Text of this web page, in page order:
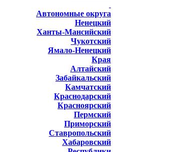
Автономные округа
Ненецкий
Ханты-Мансийский
Чукотский
Ямало-Ненецкий
Края
Алтайский
Забайкальский
Камчатский
Краснодарский
Красноярский
Пермский
Приморский
Ставропольский
Хабаровский